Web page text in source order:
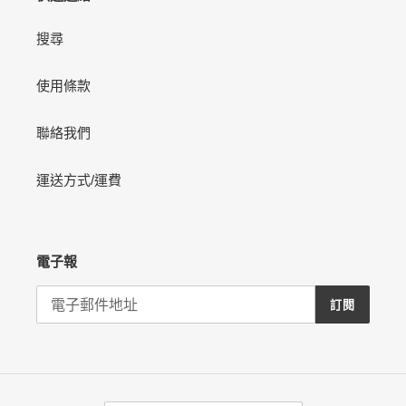
搜尋
使用條款
聯絡我們
運送方式/運費
電子報
訂閱